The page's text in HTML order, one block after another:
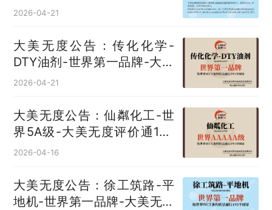
国
2026-04-21
大美无度公告：传化化学-
DTY油剂‌-世界第一品牌-大美
无度评价通193国
2026-04-21
大美无度公告：仙粼化工-世
界5A级-大美无度评价通193
国
2026-04-16
大美无度公告：徐工筑路-平
地机‌-世界第一品牌-大美无度